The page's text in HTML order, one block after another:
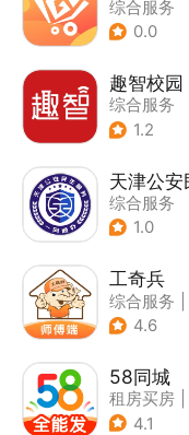
综合服务
0.0
趣智校园
综合服务
1.2
综合服务
1.0
工奇兵
综合服务
4.6
58同城
租房买房
4.1